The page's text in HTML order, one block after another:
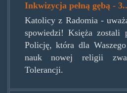
Inkwizycja pełną gębą -
Katolicy z Radomia -
spowiedzi! Księża zostali
Policję, która dla
nauk nowej religii
Tolerancji.